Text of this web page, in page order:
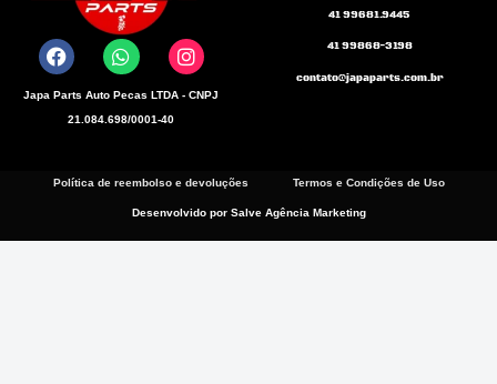
a
c
e
b
W
h
a
t
s
a
n
s
t
a
m
Japa Parts Auto Pecas LTDA - CNPJ
21.084.698/0001-40
41 99681.9445
41 99868-3198
contato@japaparts.com.br
Política de reembolso e devoluções Termos e Condições de Uso
Desenvolvido por Salve Agência Marketing